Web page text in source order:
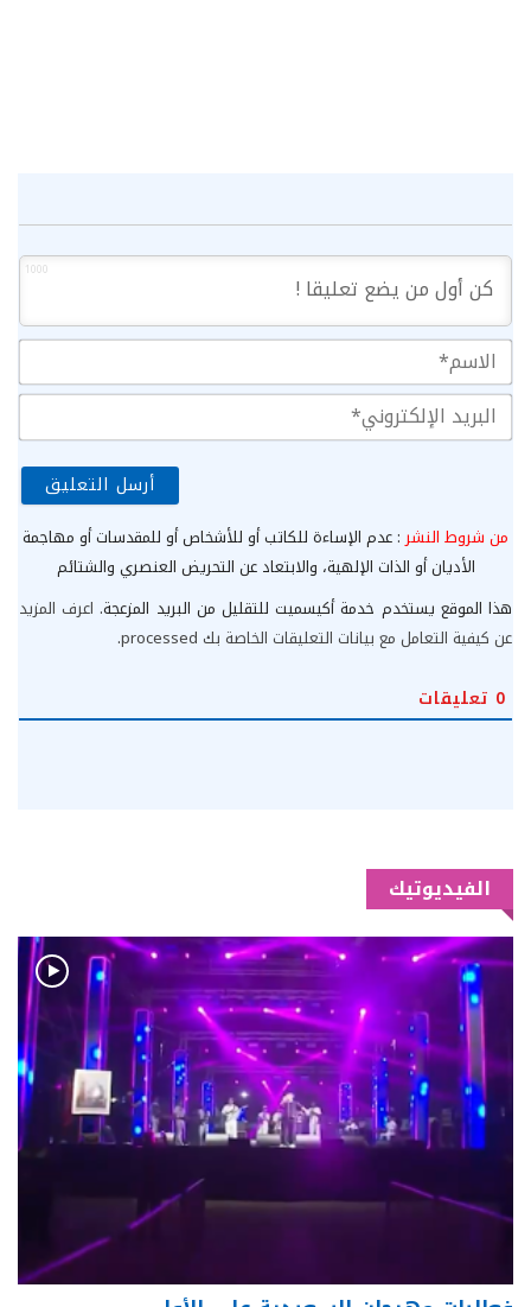
1000
من شروط النشر : عدم الإساءة للكاتب أو للأشخاص أو للمقدسات أو مهاجمة
الأديان أو الذات الإلهية، والابتعاد عن التحريض العنصري والشتائم
هذا الموقع يستخدم خدمة أكيسميت للتقليل من البريد المزعجة. اعرف المزيد
عن كيفية التعامل مع بيانات التعليقات الخاصة بك processed
.
0 تعليقات
الفيديوتيك